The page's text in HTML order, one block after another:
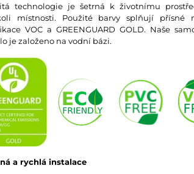
technologie je šetrná k životnímu
místnosti. Použité barvy splňují přísné
VOC a GREENGUARD GOLD. Naše
je založeno na vodní bázi.
a rychlá instalace